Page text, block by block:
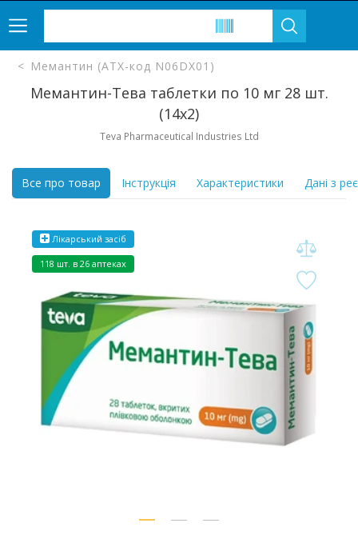
Мемантин (ATX-код N06DX01)
Мемантин-Тева таблетки по 10 мг 28 шт.
(14х2)
Teva Pharmaceutical Industries Ltd
Все про товар Інструкція Характеристики Дані з
Лікарський засіб
118 шт. в 26 аптеках